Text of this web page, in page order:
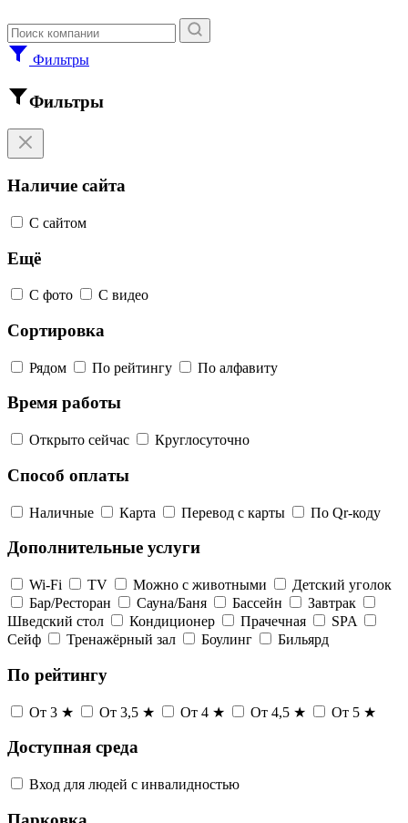
Фильтры
Фильтры
Наличие сайта
С сайтом
Ещё
С фото С видео
Сортировка
Рядом По рейтингу По алфавиту
Время работы
Открыто сейчас Круглосуточно
Способ оплаты
Наличные Карта Перевод с карты По Qr-коду
Дополнительные услуги
Wi-Fi TV Можно с животными
Детский уголок
Бар/Ресторан
Сауна/Баня Бассейн
Завтрак
Шведский стол
Кондиционер Прачечная
SPA
Сейф
Тренажёрный зал Боулинг Бильярд
По рейтингу
От 3 ★ От 3,5 ★ От 4 ★ От 4,5 ★ От 5 ★
Доступная среда
Вход для людей с инвалидностью